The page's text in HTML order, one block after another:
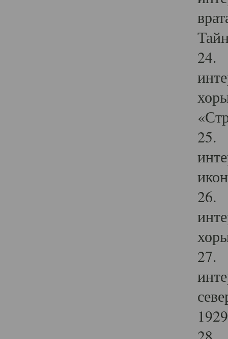
24.
25.
26.
27.